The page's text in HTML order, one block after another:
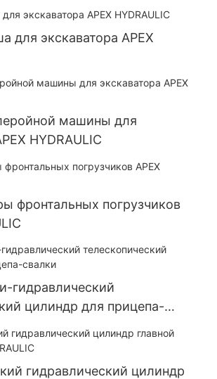
для экскаватора APEX
машины для
HYDRAULIC
фронтальных погрузчиков
гидравлический
цилиндр для прицепа-
гидравлический цилиндр